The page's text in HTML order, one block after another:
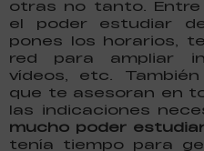
otras no tanto.
el poder estudiar
pones los horarios,
red para ampliar
vídeos, etc.
que te asesoran en
las indicaciones
mucho poder
tenía tiempo para